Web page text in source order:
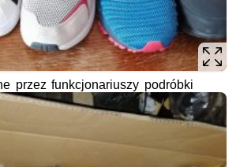
przez funkcjonariuszy podróbki